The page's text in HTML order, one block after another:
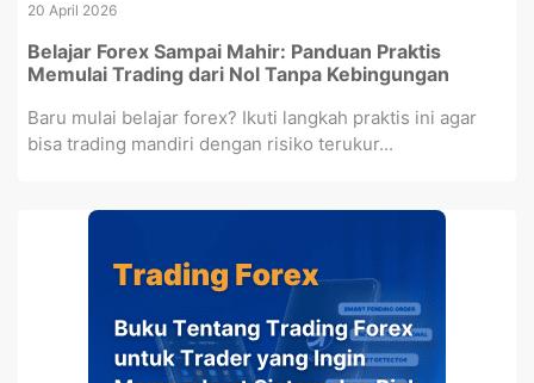
20 April 2026
Belajar Forex Sampai Mahir: Panduan Praktis
Memulai Trading dari Nol Tanpa Kebingungan
Baru mulai belajar forex? Ikuti langkah praktis ini agar
bisa trading mandiri dengan risiko terukur...